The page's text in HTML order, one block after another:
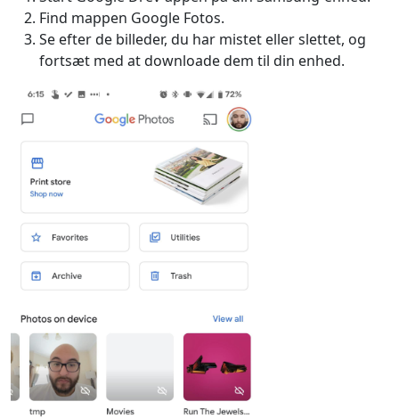
Find mappen Google Fotos.
Se efter de billeder, du har mistet eller slettet, og
fortsæt med at downloade dem til din enhed.
Language Switch
English Nederlands